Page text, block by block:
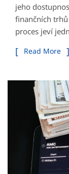
jeho
finančních
proces jeví
Read More